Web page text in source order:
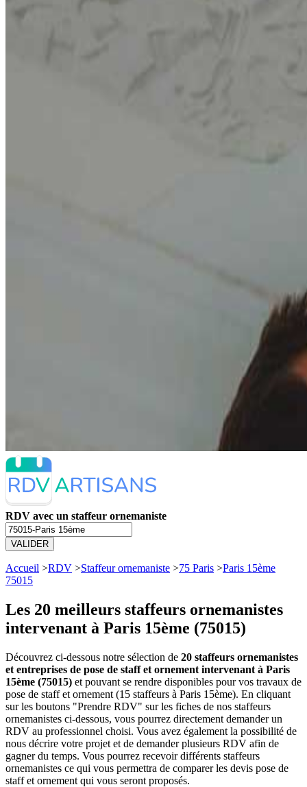
RDV avec un staffeur ornemaniste
VALIDER
Accueil >RDV >Staffeur ornemaniste >75 Paris >Paris 15ème
75015
Les 20 meilleurs staffeurs ornemanistes
intervenant à Paris 15ème (75015)
Découvrez ci-dessous notre sélection de 20 staffeurs ornemanistes
et entreprises de pose de staff et ornement intervenant à Paris
15ème (75015) et pouvant se rendre disponibles pour vos travaux de
pose de staff et ornement (15 staffeurs à Paris 15ème). En cliquant
sur les boutons "Prendre RDV" sur les fiches de nos staffeurs
ornemanistes ci-dessous, vous pourrez directement demander un
RDV au professionnel choisi. Vous avez également la possibilité de
nous décrire votre projet et de demander plusieurs RDV afin de
gagner du temps. Vous pourrez recevoir différents staffeurs
ornemanistes ce qui vous permettra de comparer les devis pose de
staff et ornement qui vous seront proposés.